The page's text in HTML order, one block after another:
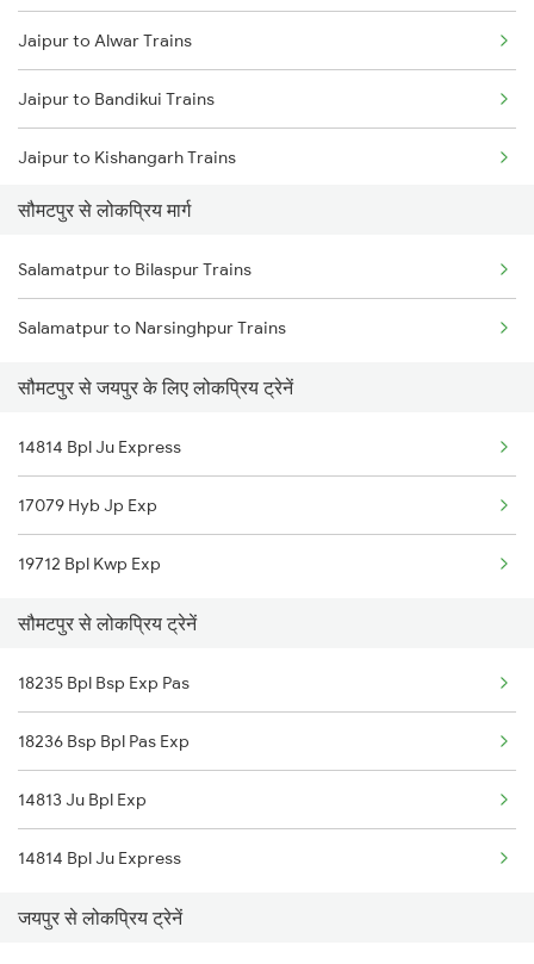
Jaipur to Alwar Trains
Jaipur to Bandikui Trains
Jaipur to Kishangarh Trains
Jaipur to Dausa Trains
Jaipur to Rewari Trains
Jaipur to New Delhi Trains
सौमटपुर से लोकप्रिय मार्ग
Salamatpur to Bilaspur Trains
Salamatpur to Narsinghpur Trains
सौमटपुर से जयपुर के लिए लोकप्रिय ट्रेनें
14814 Bpl Ju Express
17079 Hyb Jp Exp
19712 Bpl Kwp Exp
सौमटपुर से लोकप्रिय ट्रेनें
18235 Bpl Bsp Exp Pas
18236 Bsp Bpl Pas Exp
14813 Ju Bpl Exp
14814 Bpl Ju Express
जयपुर से लोकप्रिय ट्रेनें